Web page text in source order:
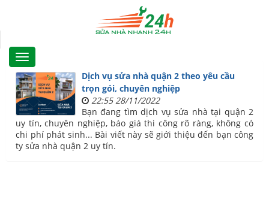
Dịch vụ sửa nhà quận 2 theo yêu cầu
trọn gói, chuyên nghiệp
22:55 28/11/2022
Bạn đang tìm dịch vụ sửa nhà tại quận 2
uy tín, chuyên nghiệp, báo giá thi công rõ ràng, không có
chi phí phát sinh... Bài viết này sẽ giới thiệu đến bạn công
ty sửa nhà quận 2 uy tín.